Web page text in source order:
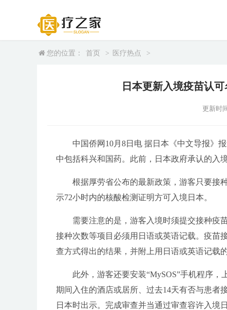
您的位置： 首页 > 医疗热点 >
日本更新入境疫苗认
更新时
中国侨网10月8日电 据日本《中文导报》
中包括科兴和国药。此前，日本政府承认的入
根据厚劳省公布的最新政策，游客只要接
示72小时内的核酸检测证明方可入境日本。
需要注意的是，游客入境时须提交接种疫
接种次数等项目必须用日语或英语记载。疫苗
查方式得出的结果，并附上用日语或英语记载
此外，游客还要安装“MySOS”手机程序
期间入住的酒店或居所、过去14天有否与患者
日本时出示。完成审查并当通过审查容许入境